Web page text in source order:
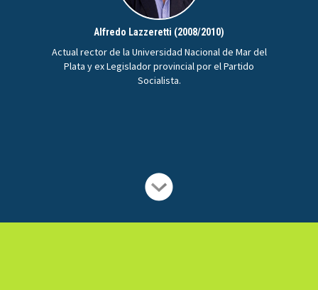
Alfredo Lazzeretti (2008/2010)
Actual rector de la Universidad Nacional de Mar del
Plata y ex Legislador provincial por el Partido
Socialista.